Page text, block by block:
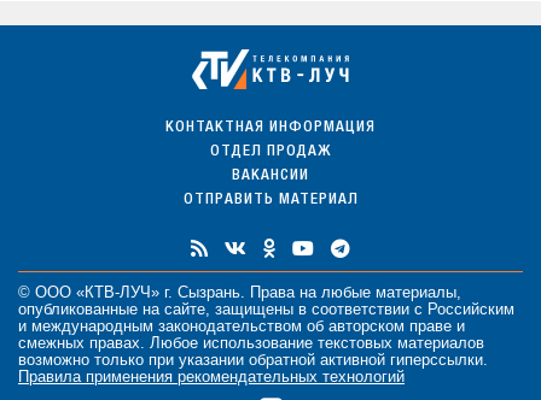
КОНТАКТНАЯ ИНФОРМАЦИЯ
ОТДЕЛ ПРОДАЖ
ВАКАНСИИ
ОТПРАВИТЬ МАТЕРИАЛ
© ООО «КТВ-ЛУЧ» г. Сызрань. Права на любые материалы,
опубликованные на сайте, защищены в соответствии с Российским
и международным законодательством об авторском праве и
смежных правах. Любое использование текстовых материалов
возможно только при указании обратной активной гиперссылки.
Правила применения рекомендательных технологий